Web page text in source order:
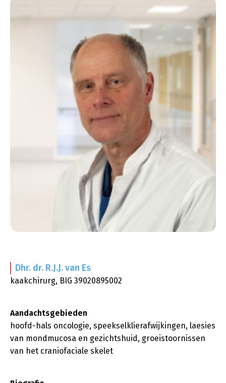
Dhr. dr. R.J.J.van Es
kaakchirurg, BIG 39020895002
Aandachtsgebieden
hoofd-hals oncologie, speekselklierafwijkingen, laesies
van mondmucosa en gezichtshuid, groeistoornissen
van het craniofaciale skelet